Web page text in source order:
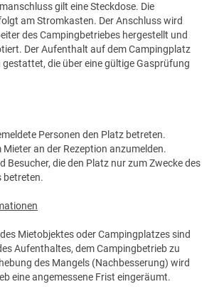
gilt eine Steckdose. Die
am Stromkasten. Der Anschluss wird
des Campingbetriebes hergestellt und
Der Aufenthalt auf dem Campingplatz
die über eine gültige Gasprüfung
Personen den Platz betreten.
Mieter an der Rezeption anzumelden.
Besucher, die den Platz nur zum Zwecke des
betreten.
Mietobjektes oder Campingplatzes sind
Aufenthaltes, dem Campingbetrieb zu
des Mangels (Nachbesserung) wird
eine angemessene Frist eingeräumt.